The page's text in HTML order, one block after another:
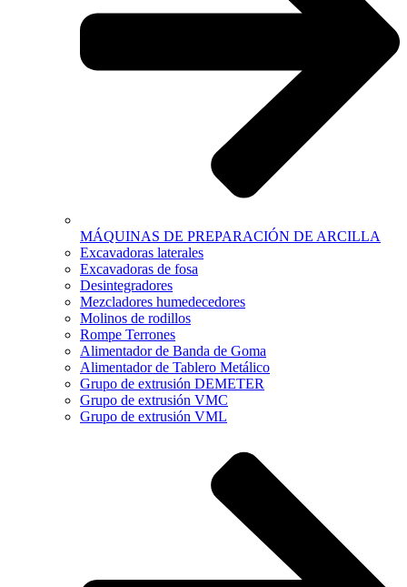
MÁQUINAS DE PREPARACIÓN DE ARCILLA
Excavadoras laterales
Excavadoras de fosa
Desintegradores
Mezcladores humedecedores
Molinos de rodillos
Rompe Terrones
Alimentador de Banda de Goma
Alimentador de Tablero Metálico
Grupo de extrusión DEMETER
Grupo de extrusión VMC
Grupo de extrusión VML